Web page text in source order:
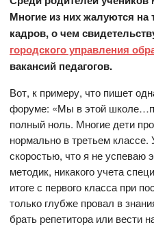
Многие из них жалуются на
кадров, о чем
городского управления
вакансий педагогов.
Вот, к примеру, что пишет
форуме: «Мы в этой
полный ноль. Многие дети
нормально в третьем
скоростью, что я не успеваю
методик, никакого учета
итоге с первого класса при
только глубже провал в
брать репетитора или вести